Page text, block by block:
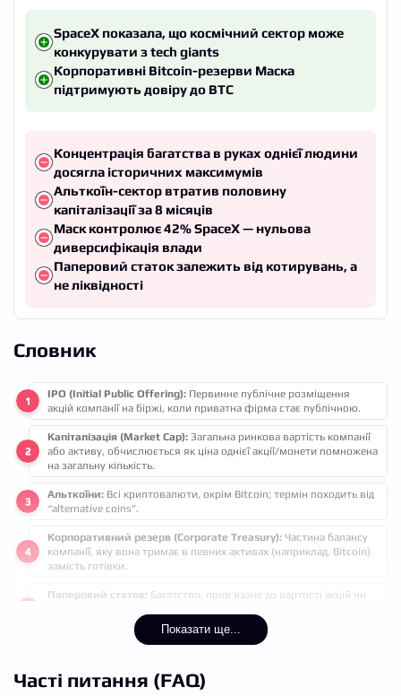
SpaceX показала, що космічний сектор може
конкурувати з tech giants
Корпоративні Bitcoin-резерви Маска
підтримують довіру до BTC
Концентрація багатства в руках однієї людини
досягла історичних максимумів
Альткоїн-сектор втратив половину
капіталізації за 8 місяців
Маск контролює 42% SpaceX — нульова
диверсифікація влади
Паперовий статок залежить від котирувань, а
не ліквідності
Словник
IPO (Initial Public Offering): Первинне публічне розміщення
акцій компанії на біржі, коли приватна фірма стає публічною.
Капіталізація (Market Cap): Загальна ринкова вартість компанії
або активу, обчислюється як ціна однієї акції/монети помножена
на загальну кількість.
Альткоїни: Всі криптовалюти, окрім Bitcoin; термін походить від
“alternative coins”.
Корпоративний резерв (Corporate Treasury): Частина балансу
компанії, яку вона тримає в певних активах (наприклад, Bitcoin)
замість готівки.
Паперовий статок: Багатство, прив’язане до вартості акцій чи
Показати ще...
Часті питання (FAQ)